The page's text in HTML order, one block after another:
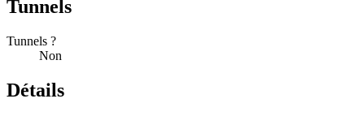
Tunnels
Tunnels ?
Non
Détails